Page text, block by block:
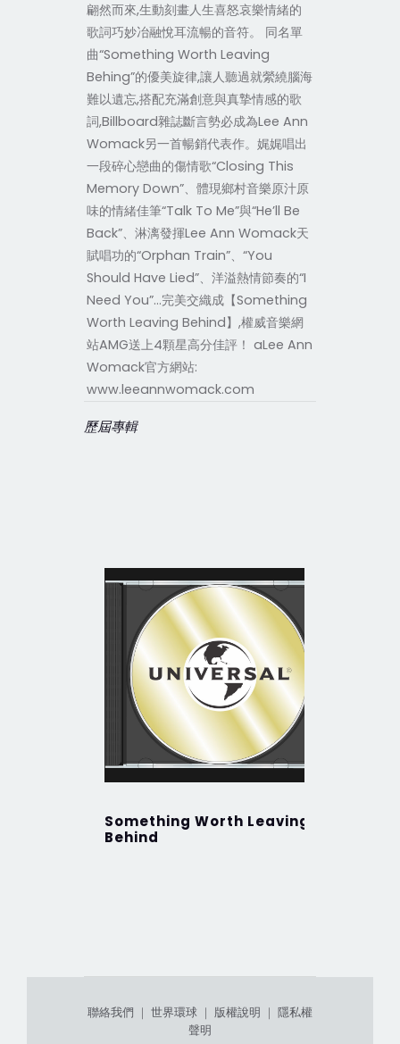
翩然而來,生動刻畫人生喜怒哀樂情緒的
歌詞巧妙冶融悅耳流暢的音符。 同名單
曲“Something Worth Leaving
Behing”的優美旋律,讓人聽過就縈繞腦海
難以遺忘,搭配充滿創意與真摯情感的歌
詞,Billboard雜誌斷言勢必成為Lee Ann
Womack另一首暢銷代表作。娓娓唱出
一段碎心戀曲的傷情歌“Closing This
Memory Down”、體現鄉村音樂原汁原
味的情緒佳筆“Talk To Me”與“He’ll Be
Back”、淋漓發揮Lee Ann Womack天
賦唱功的“Orphan Train”、“You
Should Have Lied”、洋溢熱情節奏的“I
Need You”…完美交織成【Something
Worth Leaving Behind】,權威音樂網
站AMG送上4顆星高分佳評！ aLee Ann
Womack官方網站:
www.leeannwomack.com
歷屆專輯
Something Worth Leaving
Behind
聯絡我們 ｜ 世界環球 ｜ 版權說明 ｜ 隱私權
聲明